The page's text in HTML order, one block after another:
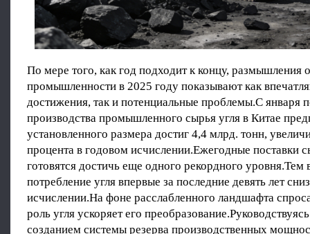
По мере того, как год подходит к концу, размышления
промышленности в 2025 году показывают как
достижения, так и потенциальные проблемы.С января
производства промышленного сырья угля в Китае
установленного размера достиг 4,4 млрд. тонн,
процента в годовом исчислении.Ежегодные поставки
готовятся достичь еще одного рекордного уровня.Тем
потребление угля впервые за последние девять лет
исчислении.На фоне расслабленного ландшафта
роль угля ускоряет его
созданием системы резерва производственных